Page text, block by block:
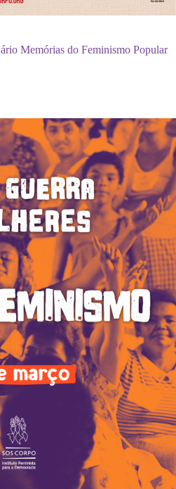
Memórias do Feminismo Popular